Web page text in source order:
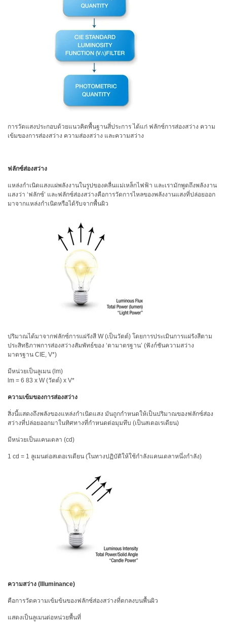
การวัดแสงประกอบด้วยแนวคิดพื้นฐานสี่ประการ ได้แก่ ฟลักซ์การส่องสว่าง ความ
เข้มของการส่องสว่าง ความส่องสว่าง และความสว่าง
ฟลักซ์ส่องสว่าง
แหล่งกำเนิดแสงแผ่พลังงานในรูปของคลื่นแม่เหล็กไฟฟ้า และเรามักพูดถึงพลังงาน
แสงว่า ‘ฟลักซ์’ และฟลักซ์ส่องสว่างคือการวัดการไหลของพลังงานแสงที่ปล่อยออก
มาจากแหล่งกำเนิดหรือได้รับจากพื้นผิว
ปริมาณได้มาจากฟลักซ์การแผ่รังสี W (เป็นวัตต์) โดยการประเมินการแผ่รังสีตาม
ประสิทธิภาพการส่องสว่างสัมพัทธ์ของ ‘ตามาตรฐาน’ (ฟังก์ชันความสว่าง
มาตรฐาน CIE, V*)
มีหน่วยเป็นลูเมน (lm)
lm = 6 83 x W (วัตต์) x V*
ความเข้มของการส่องสว่าง
สิ่งนี้แสดงถึงพลังของแหล่งกำเนิดแสง มันถูกกำหนดให้เป็นปริมาณของฟลักซ์ส่อง
สว่างที่ปล่อยออกมาในทิศทางที่กำหนดต่อมุมทึบ (เป็นสเตอเรเดียน)
มีหน่วยเป็นแคนเดลา (cd)
1 cd = 1 ลูเมนต่อสเตอเรเดียน (ในทางปฏิบัติให้ใช้กำลังแคนเดลาหนึ่งกำลัง)
ความสว่าง (Illuminance)
คือการวัดความเข้มข้นของฟลักซ์ส่องสว่างที่ตกลงบนพื้นผิว
แสดงเป็นลูเมนต่อหน่วยพื้นที่